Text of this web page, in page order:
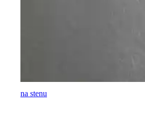
na stenu